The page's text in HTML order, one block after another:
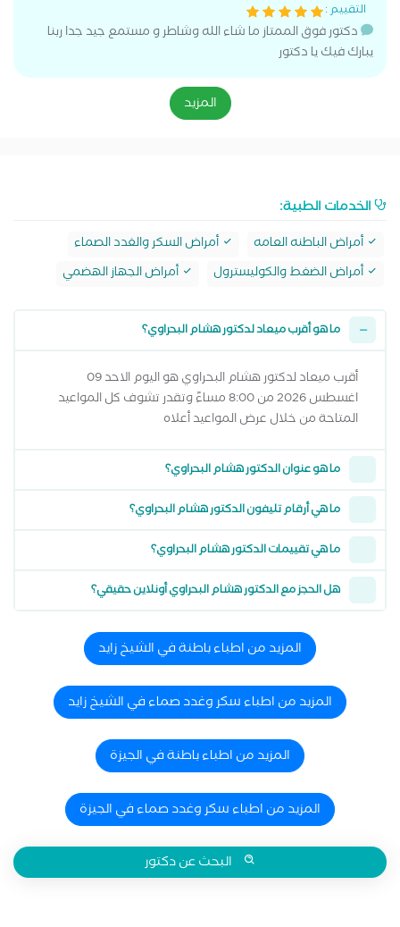
التقييم :
دكتور فوق الممتاز ما شاء الله وشاطر و مستمع جيد جدا ربنا
يبارك فيك يا دكتور
المزيد
الخدمات الطبية:
أمراض الباطنه العامه
أمراض السكر والغدد الصماء
أمراض الضغط والكوليسترول
أمراض الجهاز الهضمي
ما هو أقرب ميعاد لدكتور هشام البحراوي؟
أقرب ميعاد لدكتور هشام البحراوي هو اليوم الاحد 09
اغسطس 2026 من 8:00 مساءً وتقدر تشوف كل المواعيد
المتاحة من خلال عرض المواعيد أعلاه
ما هو عنوان الدكتور هشام البحراوي؟
ما هي أرقام تليفون الدكتور هشام البحراوي؟
ما هي تقييمات الدكتور هشام البحراوي؟
هل الحجز مع الدكتور هشام البحراوي أونلاين حقيقي؟
المزيد من اطباء باطنة في الشيخ زايد
المزيد من اطباء سكر وغدد صماء في الشيخ زايد
المزيد من اطباء باطنة في الجيزة
المزيد من اطباء سكر وغدد صماء في الجيزة
البحث عن دكتور